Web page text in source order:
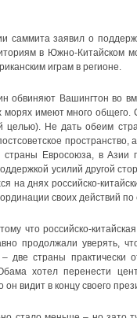
саммита заявил о
в Южно-Китайском
играм в регионе.
обвиняют Вашингтон во
морях имеют много
целью). Не дать обеим
Евросоюза, в Азии
усилий другой
на днях российско-
своих действий
что российско-
продолжали уверять,
две страны
хотел перенести
видит в концу своего